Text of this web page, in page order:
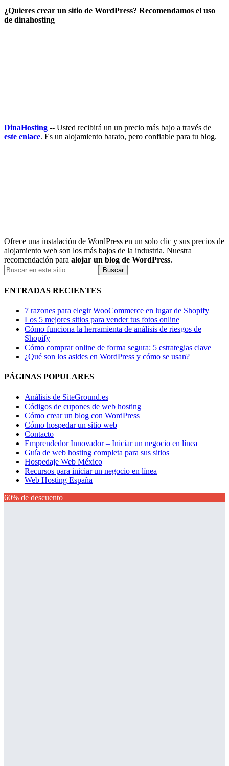
¿Quieres crear un sitio de WordPress? Recomendamos el uso
de dinahosting
DinaHosting -- Usted recibirá un un precio más bajo a través de
este enlace. Es un alojamiento barato, pero confiable para tu blog.
Ofrece una instalación de WordPress en un solo clic y sus precios de
alojamiento web son los más bajos de la industria. Nuestra
recomendación para alojar un blog de WordPress.
ENTRADAS RECIENTES
7 razones para elegir WooCommerce en lugar de Shopify
Los 5 mejores sitios para vender tus fotos online
Cómo funciona la herramienta de análisis de riesgos de
Shopify
Cómo comprar online de forma segura: 5 estrategias clave
¿Qué son los asides en WordPress y cómo se usan?
PÁGINAS POPULARES
Análisis de SiteGround.es
Códigos de cupones de web hosting
Cómo crear un blog con WordPress
Cómo hospedar un sitio web
Contacto
Emprendedor Innovador – Iniciar un negocio en línea
Guía de web hosting completa para sus sitios
Hospedaje Web México
Recursos para iniciar un negocio en línea
Web Hosting España
60% de descuento